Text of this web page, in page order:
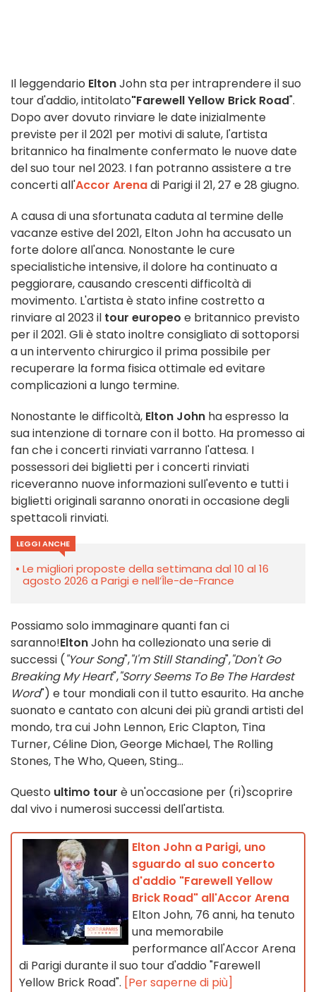
Il leggendario EltonJohn sta per intraprendere il suo
tour d'addio, intitolato"Farewell Yellow Brick Road".
Dopo aver dovuto rinviare le date inizialmente
previste per il 2021 per motivi di salute, l'artista
britannico ha finalmente confermato le nuove date
del suo tour nel 2023. I fan potranno assistere a tre
concerti all'Accor Arenadi Parigi il 21, 27 e 28 giugno.
A causa di una sfortunata caduta al termine delle
vacanze estive del 2021, Elton John ha accusato un
forte dolore all'anca. Nonostante le cure
specialistiche intensive, il dolore ha continuato a
peggiorare, causando crescenti difficoltà di
movimento. L'artista è stato infine costretto a
rinviare al 2023 il tour europeo e britannico previsto
per il 2021. Gli è stato inoltre consigliato di sottoporsi
a un intervento chirurgico il prima possibile per
recuperare la forma fisica ottimale ed evitare
complicazioni a lungo termine.
Nonostante le difficoltà, Elton John ha espresso la
sua intenzione di tornare con il botto. Ha promesso ai
fan che i concerti rinviati varranno l'attesa. I
possessori dei biglietti per i concerti rinviati
riceveranno nuove informazioni sull'evento e tutti i
biglietti originali saranno onorati in occasione degli
spettacoli rinviati.
LEGGI ANCHE
Le migliori proposte della settimana dal 10 al 16
agosto 2026 a Parigi e nell’Île-de-France
Possiamo solo immaginare quanti fan ci
saranno!EltonJohn ha collezionato una serie di
successi ("Your Song","I'm Still Standing","Don't Go
Breaking My Heart","Sorry Seems To Be The Hardest
Word") e tour mondiali con il tutto esaurito. Ha anche
suonato e cantato con alcuni dei più grandi artisti del
mondo, tra cui John Lennon, Eric Clapton, Tina
Turner, Céline Dion, George Michael, The Rolling
Stones, The Who, Queen, Sting...
Questo ultimo tour è un'occasione per (ri)scoprire
dal vivo i numerosi successi dell'artista.
Elton John a Parigi, uno
sguardo al suo concerto
d'addio "Farewell Yellow
Brick Road" all'Accor Arena
Elton John, 76 anni, ha tenuto
una memorabile
performance all'Accor Arena
di Parigi durante il suo tour d'addio "Farewell
Yellow Brick Road". [Per saperne di più]